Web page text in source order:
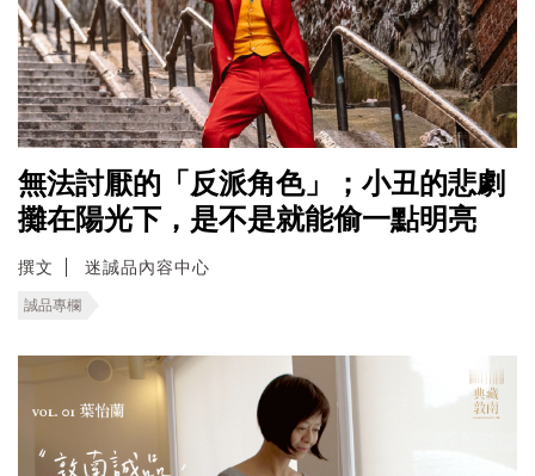
無法討厭的「反派角色」；小丑的悲劇
攤在陽光下，是不是就能偷一點明亮
撰文 迷誠品內容中心
誠品專欄